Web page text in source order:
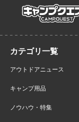
campquest
アウトドアニュース
キャンプ用品
ノウハウ・特集